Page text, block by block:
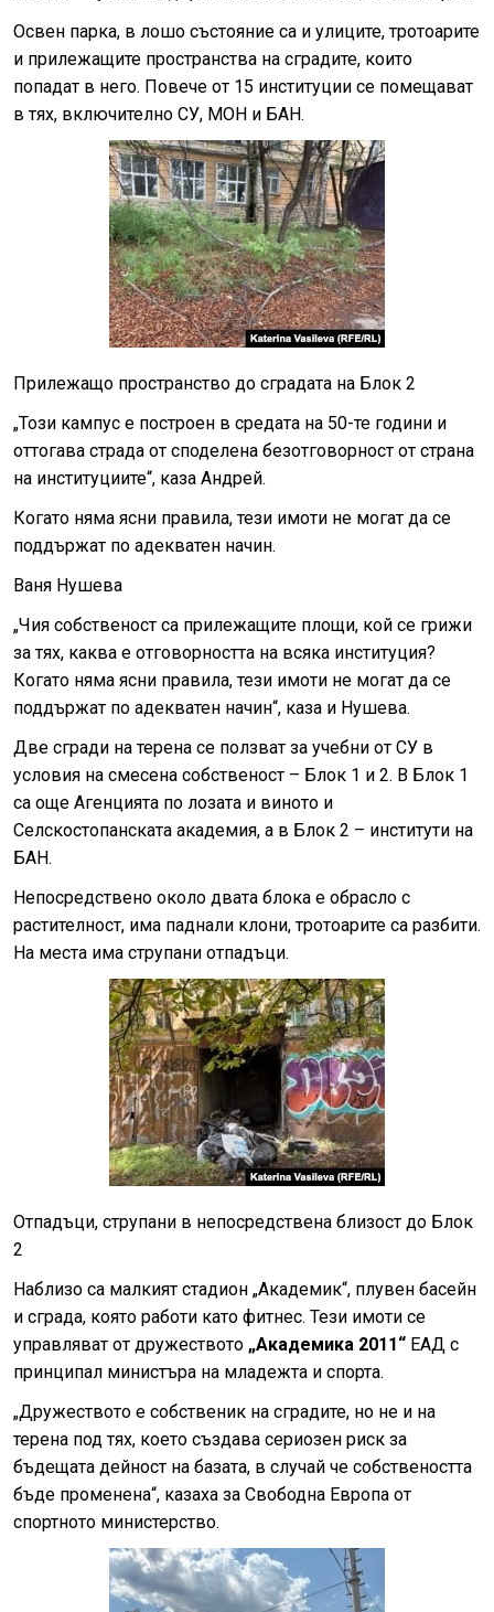
Освен парка, в лошо състояние са и улиците, тротоарите
и прилежащите пространства на сградите, които
попадат в него. Повече от 15 институции се помещават
в тях, включително СУ, МОН и БАН.
Прилежащо пространство до сградата на Блок 2
„Този кампус е построен в средата на 50-те години и
оттогава страда от споделена безотговорност от страна
на институциите“, каза Андрей.
Когато няма ясни правила, тези имоти не могат да се
поддържат по адекватен начин.
Ваня Нушева
„Чия собственост са прилежащите площи, кой се грижи
за тях, каква е отговорността на всяка институция?
Когато няма ясни правила, тези имоти не могат да се
поддържат по адекватен начин“, каза и Нушева.
Две сгради на терена се ползват за учебни от СУ в
условия на смесена собственост – Блок 1 и 2. В Блок 1
са още Агенцията по лозата и виното и
Селскостопанската академия, а в Блок 2 – институти на
БАН.
Непосредствено около двата блока е обрасло с
растителност, има паднали клони, тротоарите са разбити.
На места има струпани отпадъци.
Отпадъци, струпани в непосредствена близост до Блок
2
Наблизо са малкият стадион „Академик“, плувен басейн
и сграда, която работи като фитнес. Тези имоти се
управляват от дружеството „Академика 2011“ ЕАД с
принципал министъра на младежта и спорта.
„Дружеството е собственик на сградите, но не и на
терена под тях, което създава сериозен риск за
бъдещата дейност на базата, в случай че собствеността
бъде променена“, казаха за Свободна Европа от
спортното министерство.